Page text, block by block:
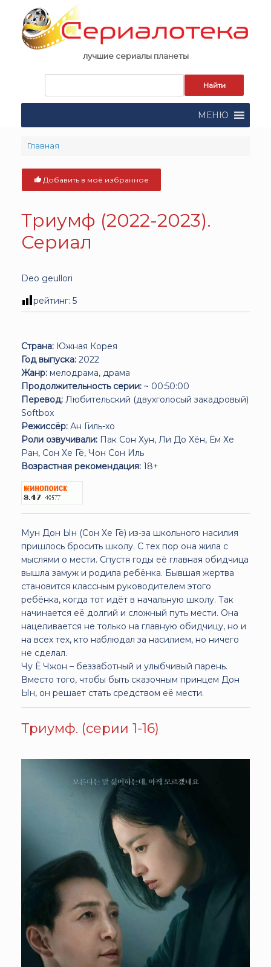
content
лучшие сериалы планеты
поиска:
МЕНЮ
Главная
Добавить в моё избранное
Триумф (2022-2023).
Сериал
Deo geullori
рейтинг: 5
Страна: Южная Корея
Год выпуска: 2022
Жанр: мелодрама, драма
Продолжительность серии: ~ 00:50:00
Перевод: Любительский (двухголосый закадровый)
Softbox
Режиссёр: Ан Гиль-хо
Роли озвучивали: Пак Сон Хун, Ли До Хён, Ём Хе
Ран, Сон Хе Гё, Чон Сон Иль
Возрастная рекомендация: 18+
Мун Дон Ын (Сон Хе Гё) из-за школьного насилия
пришлось бросить школу. С тех пор она жила с
мыслями о мести. Спустя годы её главная обидчица
вышла замуж и родила ребёнка. Бывшая жертва
становится классным руководителем этого
ребёнка, когда тот идёт в начальную школу. Так
начинается её долгий и сложный путь мести. Она
нацеливается не только на главную обидчицу, но и
на всех тех, кто наблюдал за насилием, но ничего
не сделал.
Чу Ё Чжон – беззаботный и улыбчивый парень.
Вместо того, чтобы быть сказочным принцем Дон
Ын, он решает стать средством её мести.
Триумф. (серии 1-16)